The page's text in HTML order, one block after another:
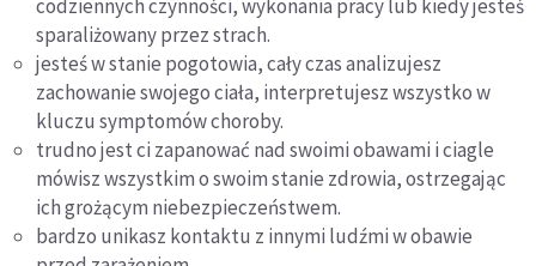
codziennych czynności, wykonania pracy lub kiedy jesteś
sparaliżowany przez strach.
jesteś w stanie pogotowia, cały czas analizujesz
zachowanie swojego ciała, interpretujesz wszystko w
kluczu symptomów choroby.
trudno jest ci zapanować nad swoimi obawami i ciagle
mówisz wszystkim o swoim stanie zdrowia, ostrzegając
ich grożącym niebezpieczeństwem.
bardzo unikasz kontaktu z innymi ludźmi w obawie